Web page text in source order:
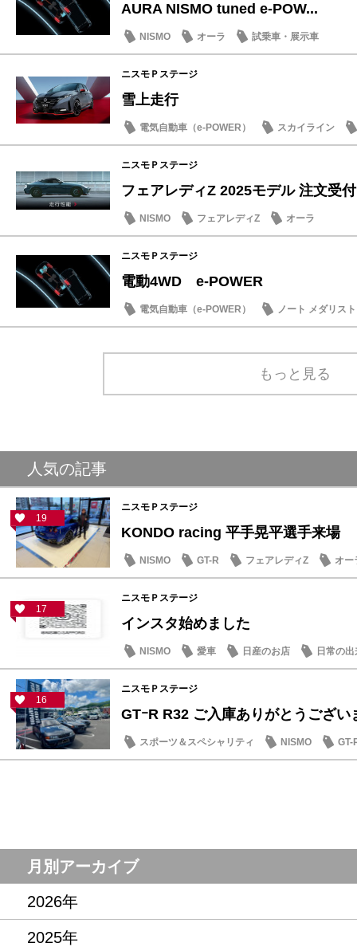
AURA NISMO tuned e-POW...
NISMO オーラ 試乗車・展示車
ニスモＰステージ
雪上走行
電気自動車（e-POWER）
スカイライン
試乗車・展示車
ニスモＰステージ
フェアレディZ 2025モデル 注文受
NISMO フェアレディZ オーラ
ニスモＰステージ
電動4WD e-POWER
電気自動車（e-POWER）
ノート メダリスト
キックス
もっと見る
人気の記事
19
ニスモＰステージ
KONDO racing 平手晃平選手来場
NISMO GT-R フェアレディZ オー
17
ニスモＰステージ
インスタ始めました
NISMO 愛車 日産のお店 日常の
16
ニスモＰステージ
GTｰR R32 ご入庫ありがとうござい
スポーツ＆スペシャリティ NISMO GT-
月別アーカイブ
2026年
2025年